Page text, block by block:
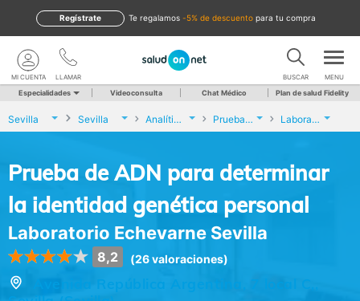
te regalamos -5% de descuento para tu compra
Regístrate
LLAMAR
MI CUENTA BUSCAR MENU
Especialidades Videoconsulta Chat Médico Plan de salud Fidelity
Sevilla Sevilla Analíticas y Genética Prueba de ADN para determinar la identidad genética personal Laboratorio Echevarne Sevilla
Prueba de ADN para determinar
la identidad genética personal
Laboratorio Echevarne Sevilla
8,2 (26 valoraciones)
Avenida República Argentina, 7 local C,,